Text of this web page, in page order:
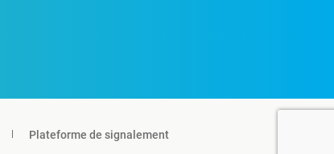
Plateforme de signalement